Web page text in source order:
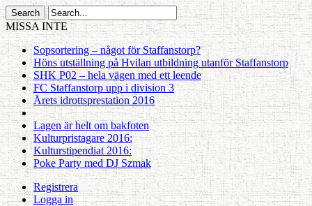
MISSA INTE
Sopsortering – något för Staffanstorp?
Höns utställning på Hvilan utbildning utanför Staffanstorp
SHK P02 – hela vägen med ett leende
FC Staffanstorp upp i division 3
Årets idrottsprestation 2016
Lagen är helt om bakfoten
Kulturpristagare 2016:
Kulturstipendiat 2016:
Poke Party med DJ Szmak
Registrera
Logga in